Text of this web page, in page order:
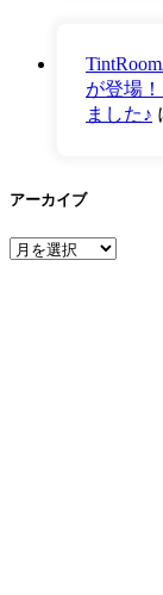
が登場
ました♪
アーカイブ
ア